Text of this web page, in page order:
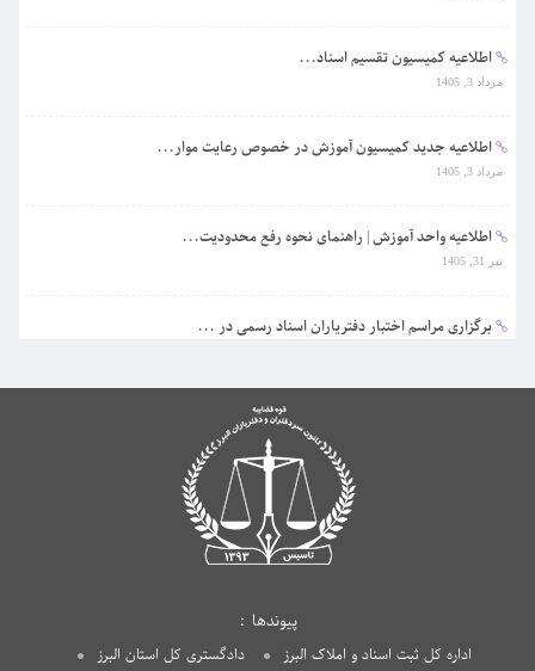
اطلاعیه کمیسیون تقسیم اسناد...
مرداد 3, 1405
اطلاعیه جدید کمیسیون آموزش در خصوص رعایت موار...
مرداد 3, 1405
اطلاعیه واحد آموزش | راهنمای نحوه رفع محدودیت...
تیر 31, 1405
برگزاری مراسم اختبار دفتریاران اسناد رسمی در ...
پیوندها
اداره کل ثبت اسناد و املاک البرز دادگستری کل استان البرز